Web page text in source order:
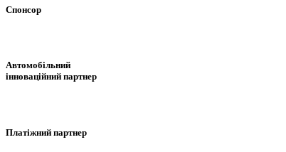
Спонсор
Автомобільний
інноваційний партнер
Платіжний партнер